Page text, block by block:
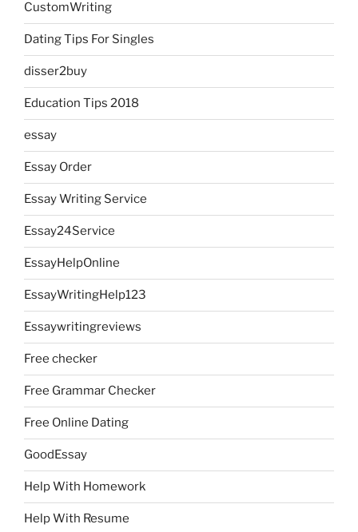
CustomWriting
Dating Tips For Singles
disser2buy
Education Tips 2018
essay
Essay Order
Essay Writing Service
Essay24Service
EssayHelpOnline
EssayWritingHelp123
Essaywritingreviews
Free checker
Free Grammar Checker
Free Online Dating
GoodEssay
Help With Homework
Help With Resume